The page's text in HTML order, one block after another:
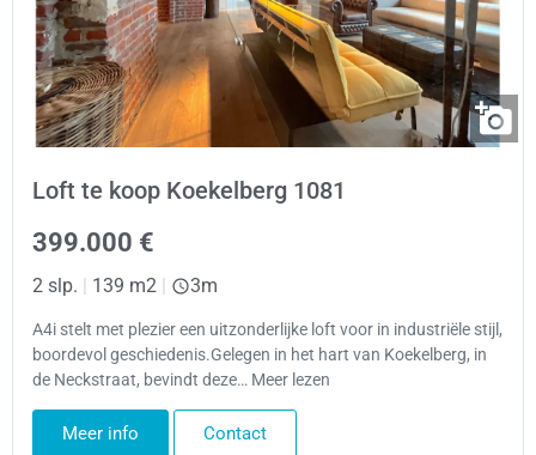
Loft te koop Koekelberg 1081
399.000 €
2 slp. | 139 m2 | 3m
A4i stelt met plezier een uitzonderlijke loft voor in industriële stijl,
boordevol geschiedenis.Gelegen in het hart van Koekelberg, in
de Neckstraat, bevindt deze… Meer lezen
Meer info Contact